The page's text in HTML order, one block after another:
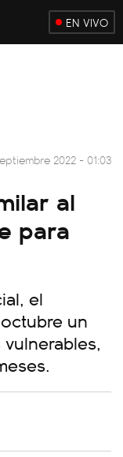
EN VIVO
2022 - 01:03
al
para
el
un